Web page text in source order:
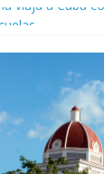
viaja a Cuba
que asistió en
desplome